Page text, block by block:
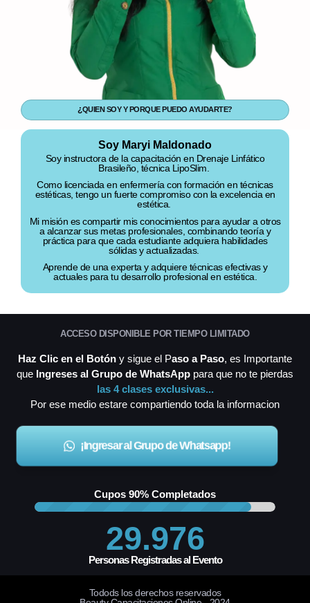
¿QUIEN SOY Y PORQUE PUEDO AYUDARTE?
Soy Maryi Maldonado
Soy instructora de la capacitación en Drenaje Linfático
Brasileño, técnica LipoSlim.
Como licenciada en enfermería con formación en técnicas
estéticas, tengo un fuerte compromiso con la excelencia en
estética.
Mi misión es compartir mis conocimientos para ayudar a otros
a alcanzar sus metas profesionales, combinando teoría y
práctica para que cada estudiante adquiera habilidades
sólidas y actualizadas.
Aprende de una experta y adquiere técnicas efectivas y
actuales para tu desarrollo profesional en estética.
ACCESO DISPONIBLE POR TIEMPO LIMITADO
Haz Clic en el Botón y sigue el Paso a Paso, es Importante
que Ingreses al Grupo de WhatsApp para que no te pierdas
las 4 clases exclusivas...
Por ese medio estare compartiendo toda la informacion
¡Ingresar al Grupo de Whatsapp!
Cupos 90% Completados
29.976
Personas Registradas al Evento
Todods los derechos reservados